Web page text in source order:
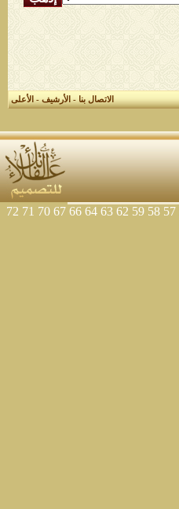
الاتصال بنا-الأرشيف-الأعلى
57
58
59
62
63
64
66
67
70
71
72